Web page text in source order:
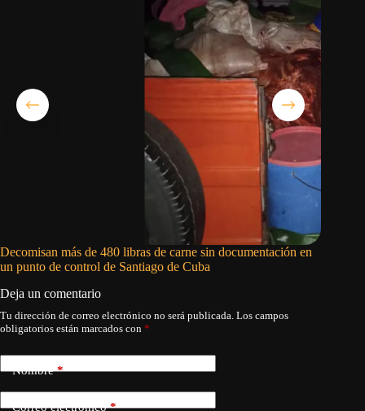
Decomisan más de 480 libras de carne sin documentación en
un punto de control de Santiago de Cuba
Deja un comentario
Tu dirección de correo electrónico no será publicada. Los campos
obligatorios están marcados con *
Nombre*
Correo electrónico*